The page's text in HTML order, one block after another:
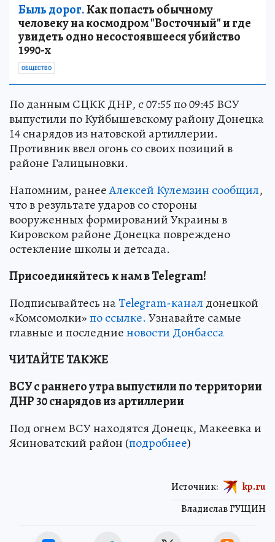
Быль дорог.Как попасть обычному
человеку на космодром "Восточный" и где
увидеть одно несостоявшееся убийство
1990-х
ОБЩЕСТВО
По данным СЦКК ДНР, с 07:55 по 09:45 ВСУ
выпустили по Куйбышевскому району Донецка
14 снарядов из натовской артиллерии.
Противник ввел огонь со своих позиций в
районе Галицыновки.
Напомним, ранееАлексей Кулемзин сообщил,
что в результате ударов со стороны
вооруженных формирований Украины в
Кировском районе Донецка повреждено
остекление школы и детсада.
Присоединяйтесь к нам в Telegram!
Подписывайтесь наTelegram-канал донецкой
«Комсомолки»по ссылке. Узнавайте самые
главные и последниеновости Донбасса
ЧИТАЙТЕ ТАКЖЕ
ВСУ с раннего утра выпустили по территории
ДНР 30 снарядов из артиллерии
Под огнем ВСУ находятся Донецк, Макеевка и
Ясиноватский район (подробнее)
Владислав ГУЩИН
Источник: kp.ru